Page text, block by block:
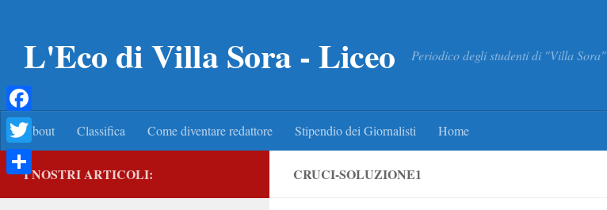
L'Eco di Villa Sora - Liceo Periodico degli studenti di "Villa Sora"
About Classifica Come diventare redattore Stipendio dei Giornalisti Home
CRUCI-SOLUZIONE1
I NOSTRI ARTICOLI:
Facebook
Twitter